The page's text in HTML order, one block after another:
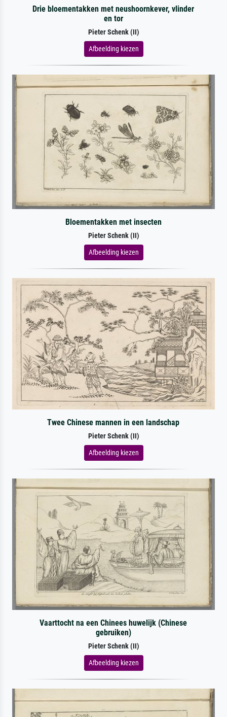
Drie bloementakken met neushoornkever, vlinder
en tor
Pieter Schenk (II)
Afbeelding kiezen
Bloementakken met insecten
Pieter Schenk (II)
Afbeelding kiezen
Twee Chinese mannen in een landschap
Pieter Schenk (II)
Afbeelding kiezen
Vaarttocht na een Chinees huwelijk (Chinese
gebruiken)
Pieter Schenk (II)
Afbeelding kiezen